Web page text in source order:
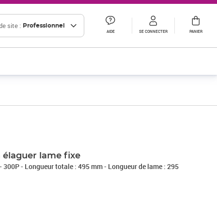
site : Professionnel
AIDE SE CONNECTER PANIER
élaguer lame fixe
300P - Longueur totale : 495 mm - Longueur de lame : 295